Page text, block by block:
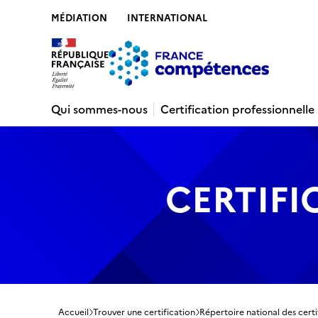
MÉDIATION INTERNATIONAL
Qui sommes-nous
Certification professionnelle
Accueil Trouver une certification Répertoire national des